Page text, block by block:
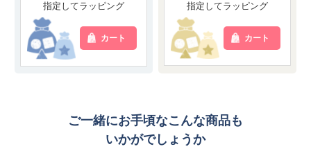
指定してラッピング
カート
指定してラッピング
カート
ご一緒にお手頃なこんな商品も
いかがでしょうか